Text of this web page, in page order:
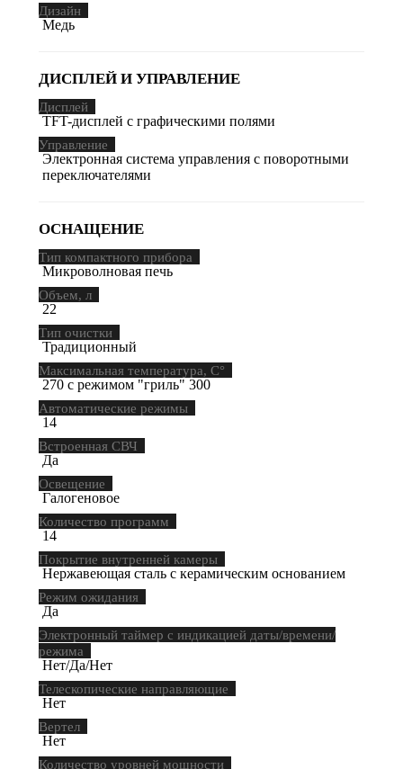
Дизайн
Медь
ДИСПЛЕЙ И УПРАВЛЕНИЕ
Дисплей
TFT-дисплей с графическими полями
Управление
Электронная система управления с поворотными
переключателями
ОСНАЩЕНИЕ
Тип компактного прибора
Микроволновая печь
Объем, л
22
Тип очистки
Традиционный
Максимальная температура, С°
270 с режимом "гриль" 300
Автоматические режимы
14
Встроенная СВЧ
Да
Освещение
Галогеновое
Количество программ
14
Покрытие внутренней камеры
Нержавеющая сталь с керамическим основанием
Режим ожидания
Да
Электронный таймер с индикацией даты/времени/
режима
Нет/Да/Нет
Телескопические направляющие
Нет
Вертел
Нет
Количество уровней мощности